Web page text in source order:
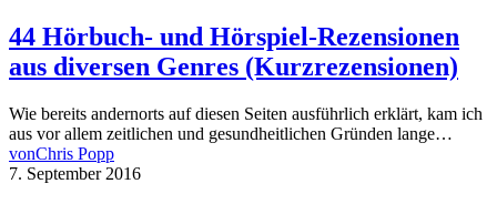
44 Hörbuch- und Hörspiel-Rezensionen
aus diversen Genres (Kurzrezensionen)
Wie bereits andernorts auf diesen Seiten ausführlich erklärt, kam ich
aus vor allem zeitlichen und gesundheitlichen Gründen lange…
vonChris Popp
7. September 2016